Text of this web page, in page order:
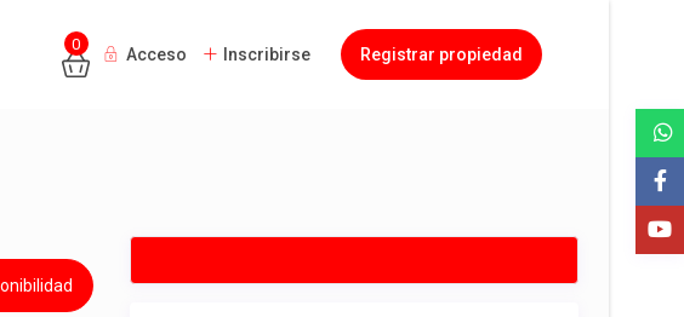
0
Acceso Inscribirse Registrar propiedad